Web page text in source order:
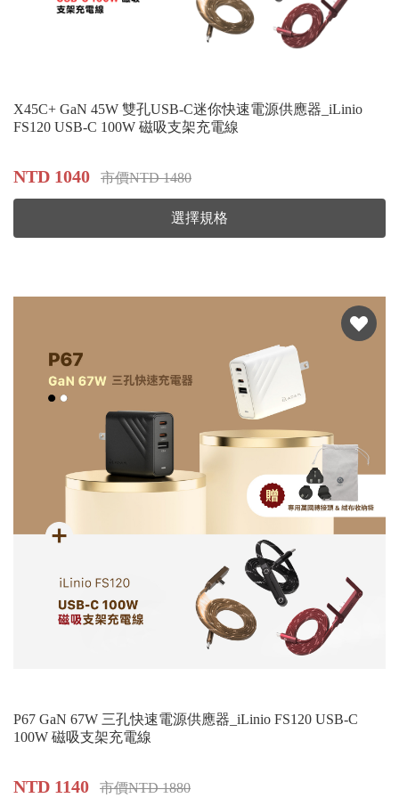
X45C+ GaN 45W 雙孔USB-C迷你快速電源供應器_iLinio
FS120 USB-C 100W 磁吸支架充電線
NTD 1040 市價NTD 1480
選擇規格
P67 GaN 67W 三孔快速電源供應器_iLinio FS120 USB-C
100W 磁吸支架充電線
NTD 1140 市價NTD 1880